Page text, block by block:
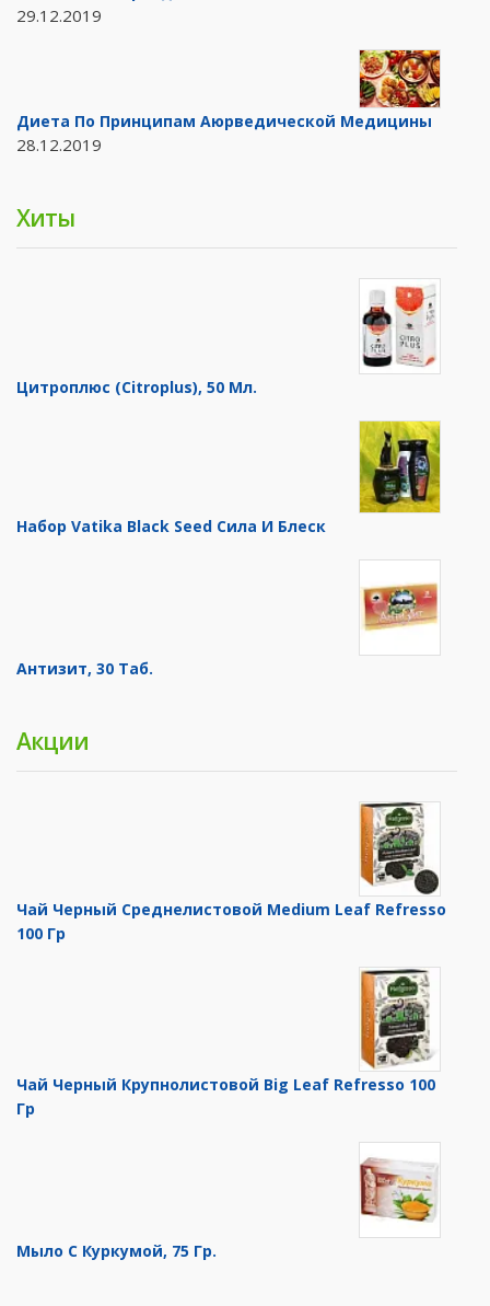
29.12.2019
Диета По Принципам Аюрведической Медицины
28.12.2019
Хиты
Цитроплюс (Citroplus), 50 Мл.
Набор Vatika Black Seed Сила И Блеск
Антизит, 30 Таб.
Акции
Чай Черный Среднелистовой Medium Leaf Refresso
100 Гр
Чай Черный Крупнолистовой Big Leaf Refresso 100
Гр
Мыло С Куркумой, 75 Гр.